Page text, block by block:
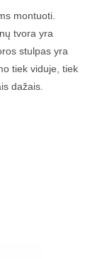
montuoti.
tvora yra
stulpas yra
tiek viduje, tiek
dažais.